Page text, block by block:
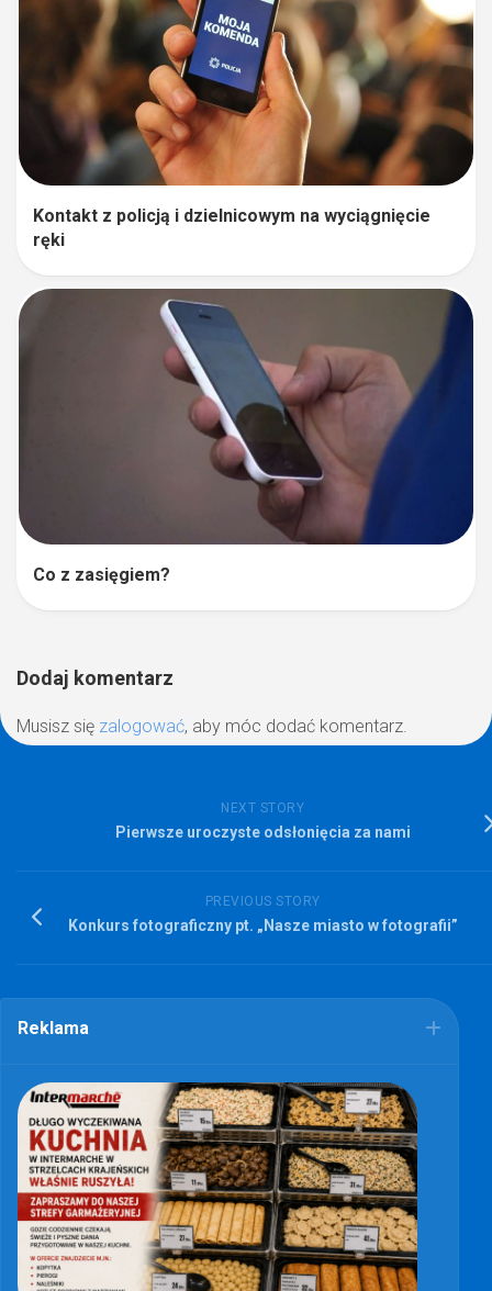
Kontakt z policją i dzielnicowym na wyciągnięcie
ręki
Co z zasięgiem?
Dodaj komentarz
Musisz się zalogować, aby móc dodać komentarz.
NEXT STORY
Pierwsze uroczyste odsłonięcia za nami
PREVIOUS STORY
Konkurs fotograficzny pt. „Nasze miasto w fotografii”
Reklama